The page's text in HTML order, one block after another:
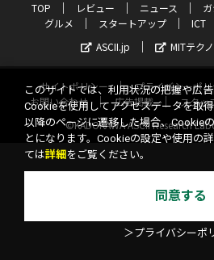
TOP レビュー ニュース
グルメ
スタートアップ ICT
ASCII.jp
MITテク
サイトポリシー プライバシーポ
お問い合わせ
広告掲載 スタッ
©KADOKAWA ASCII Research
このサイトでは、利用状況の把握や広告
Cookieを使用してアクセスデータを取
以降のページに遷移した場合、Cookie
とになります。Cookieの設定や使用の
ては詳細 をご覧ください。
同意する
＞プライバシーポ